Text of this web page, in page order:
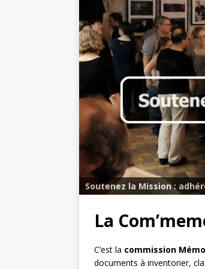
Soutenez la Mission :
La
C’est la commission
documents à inventorier,